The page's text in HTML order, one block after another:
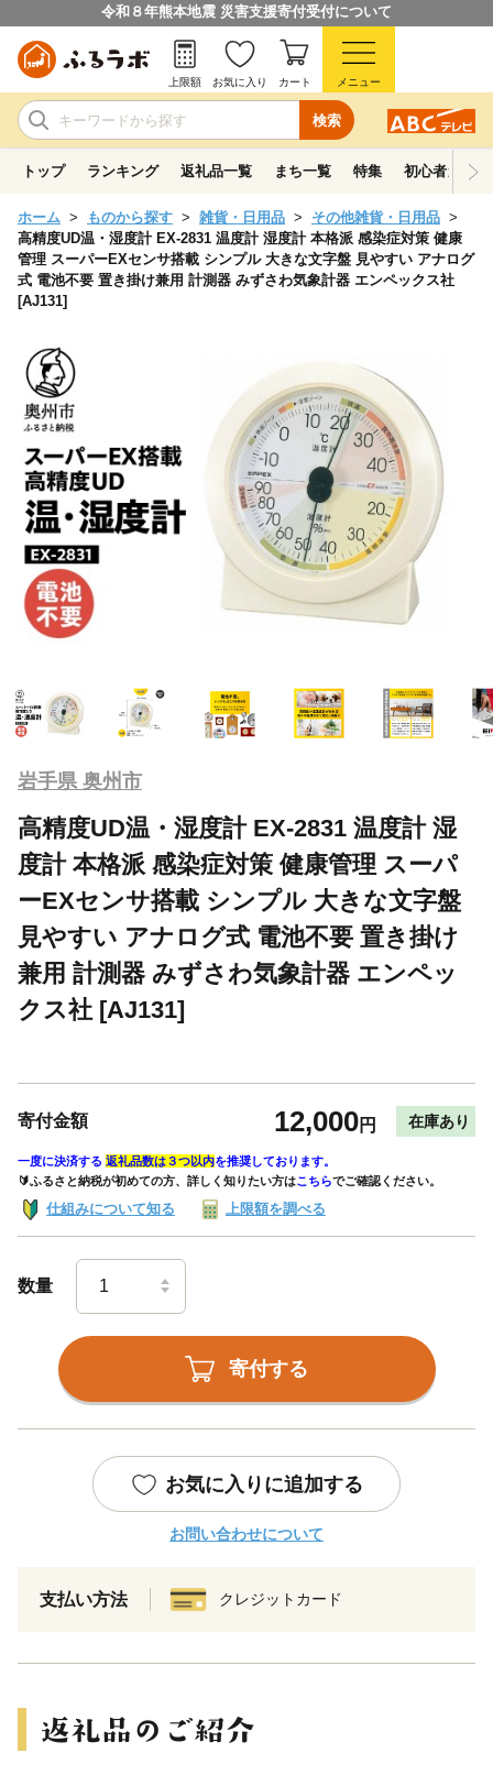
令和８年熊本地震 災害支援寄付受付について
検索
上限額 お気に入り カート メニュー
トップ ランキング 返礼品一覧 まち一覧 特集 初心者ガイド
ホーム ものから探す 雑貨・日用品
その他雑貨・日用品
高精度UD温・湿度計 EX-2831 温度計 湿度計 本格派 感染症対策 健康
管理 スーパーEXセンサ搭載 シンプル 大きな文字盤 見やすい アナログ
式 電池不要 置き掛け兼用 計測器 みずさわ気象計器 エンペックス社
[AJ131]
岩手県 奥州市
高精度UD温・湿度計 EX-2831 温度計 湿
度計 本格派 感染症対策 健康管理 スーパ
ーEXセンサ搭載 シンプル 大きな文字盤
見やすい アナログ式 電池不要 置き掛け
兼用 計測器 みずさわ気象計器 エンペッ
クス社 [AJ131]
寄付金額 12,000円 在庫あり
一度に決済する 返礼品数は３つ以内を推奨しております。
🔰ふるさと納税が初めての方、詳しく知りたい方はこちらでご確認ください。
仕組みについて知る 上限額を調べる
数量
寄付する
お気に入りに追加する
お問い合わせについて
支払い方法 クレジットカード